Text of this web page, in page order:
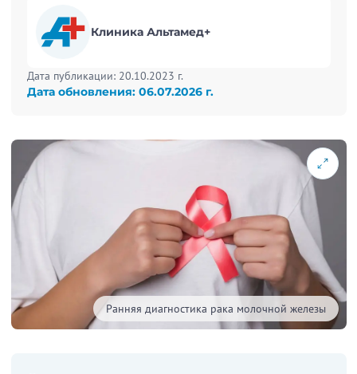
Клиника Альтамед+
Дата публикации: 20.10.2023 г.
Дата обновления: 06.07.2026 г.
Ранняя диагностика рака молочной железы